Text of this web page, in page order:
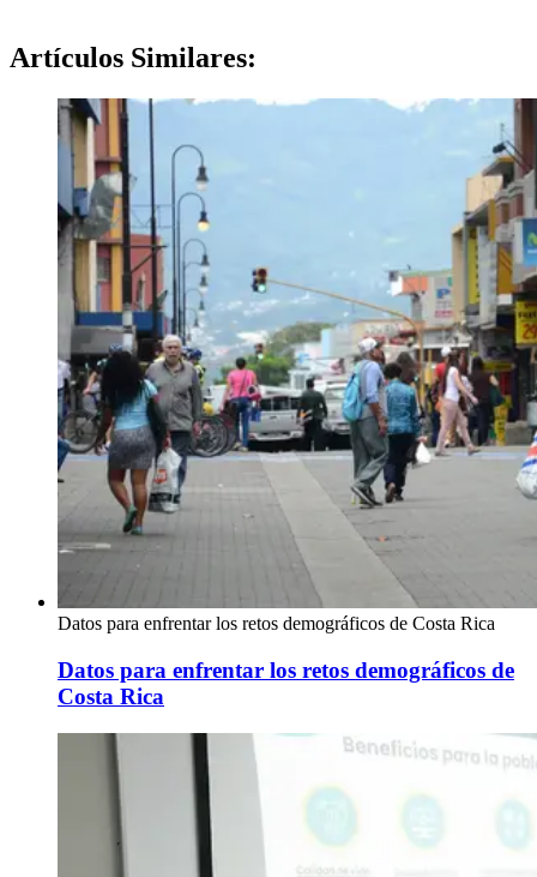
Artículos Similares:
Datos para enfrentar los retos demográficos de Costa Rica
Datos para enfrentar los retos demográficos de
Costa Rica